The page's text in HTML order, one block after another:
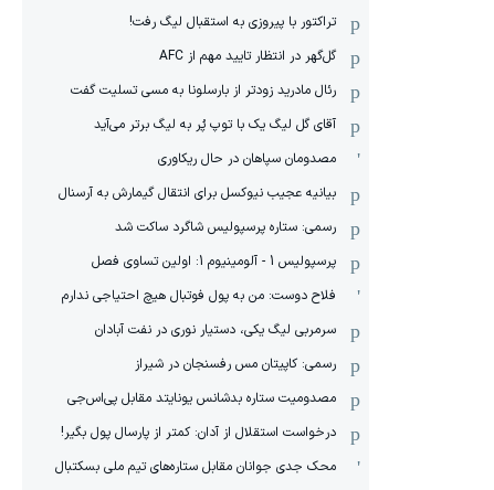
تراکتور با پیروزی به استقبال لیگ رفت!
گل‌گهر در انتظار تایید مهم از ‌AFC
رئال مادرید زودتر از بارسلونا به مسی تسلیت گفت
آقای گل لیگ یک با توپ پُر به لیگ برتر می‌آید
مصدومان سپاهان در حال ریکاوری
بیانیه عجیب نیوکسل برای انتقال گیمارش به آرسنال
رسمی: ستاره پرسپولیس شاگرد ساکت شد
پرسپولیس 1 - آلومینیوم 1: اولین تساوی فصل
فلاح دوست: من به پول فوتبال هیچ احتیاجی ندارم
سرمربی لیگ یکی، دستیار نوری در نفت آبادان
رسمی: کاپیتان مس رفسنجان در شیراز
مصدومیت ستاره بدشانس یونایتد مقابل پی‌اس‌جی
درخواست استقلال از آدان: کمتر از پارسال پول بگیر!
محک جدی ‌جوانان مقابل ستاره‌های تیم ملی بسکتبال